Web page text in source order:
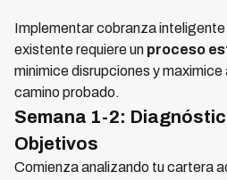
Implementar cobranza inteligente
existente requiere un proceso
minimice disrupciones y
camino probado.
Semana 1-2:
Objetivos
Comienza analizando tu cartera